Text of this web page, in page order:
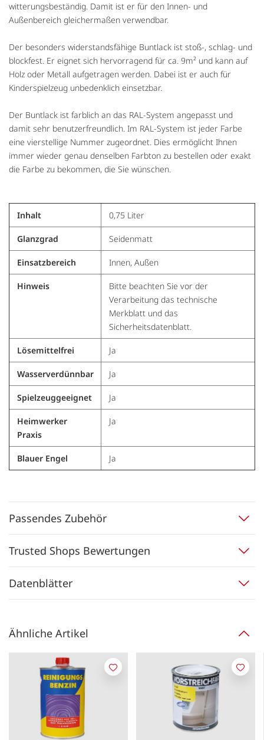
witterungsbeständig. Damit ist er für den Innen- und
Außenbereich gleichermaßen verwendbar.
Der besonders widerstandsfähige Buntlack ist stoß-, schlag- und
blockfest. Er eignet sich hervorragend für ca. 9m² und kann auf
Holz oder Metall aufgetragen werden. Dabei ist er auch für
Kinderspielzeug unbedenklich einsetzbar.
Der Buntlack ist farblich an das RAL-System angepasst und
damit sehr benutzerfreundlich. Im RAL-System ist jeder Farbe
eine vierstellige Nummer zugeordnet. Dies ermöglicht Ihnen
immer wieder genau denselben Farbton zu bestellen oder exakt
die Farbe zu bekommen, die Sie wünschen.
Inhalt 0,75 Liter
Glanzgrad Seidenmatt
Einsatzbereich Innen, Außen
Hinweis
Bitte beachten Sie vor der
Verarbeitung das technische
Merkblatt und das
Sicherheitsdatenblatt.
Lösemittelfrei Ja
Wasserverdünnbar Ja
Spielzeuggeeignet Ja
Heimwerker
Praxis
Ja
Blauer Engel Ja
Passendes Zubehör
Trusted Shops Bewertungen
Datenblätter
Ähnliche Artikel
Merken